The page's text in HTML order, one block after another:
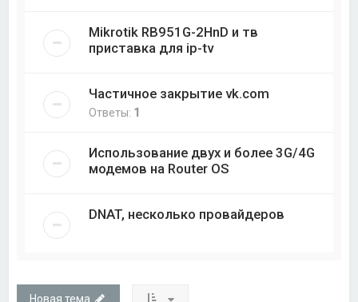
Mikrotik RB951G-2HnD и тв
приставка для ip-tv
Частичное закрытие vk.com
Ответы: 1
Использование двух и более 3G/4G
модемов на Router OS
DNAT, несколько провайдеров
Новая тема